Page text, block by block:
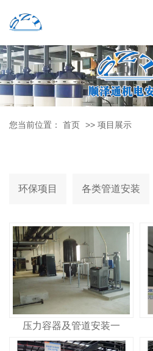
您当前位置： 首页 >> 项目展示
环保项目 各类管道安装
压力容器及管道安装一